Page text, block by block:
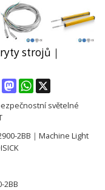
strojů｜
PinterestMastodonWhatsApp
světelné
2BB｜Machine Light
2BB